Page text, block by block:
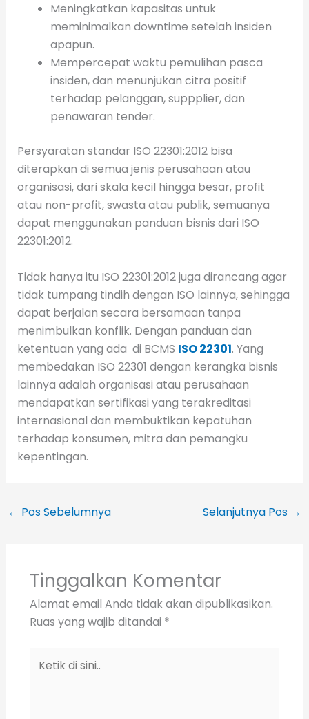
Meningkatkan kapasitas untuk
meminimalkan downtime setelah insiden
apapun.
Mempercepat waktu pemulihan pasca
insiden, dan menunjukan citra positif
terhadap pelanggan, suppplier, dan
penawaran tender.
Persyaratan standar ISO 22301:2012 bisa
diterapkan di semua jenis perusahaan atau
organisasi, dari skala kecil hingga besar, profit
atau non-profit, swasta atau publik, semuanya
dapat menggunakan panduan bisnis dari ISO
22301:2012.
Tidak hanya itu ISO 22301:2012 juga dirancang agar
tidak tumpang tindih dengan ISO lainnya, sehingga
dapat berjalan secara bersamaan tanpa
menimbulkan konflik. Dengan panduan dan
ketentuan yang ada di BCMS ISO 22301. Yang
membedakan ISO 22301 dengan kerangka bisnis
lainnya adalah organisasi atau perusahaan
mendapatkan sertifikasi yang terakreditasi
internasional dan membuktikan kepatuhan
terhadap konsumen, mitra dan pemangku
kepentingan.
← Pos Sebelumnya Selanjutnya Pos →
Tinggalkan Komentar
Alamat email Anda tidak akan dipublikasikan.
Ruas yang wajib ditandai *